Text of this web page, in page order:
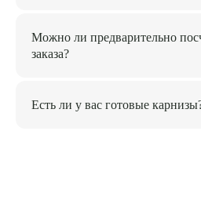
Можно ли предварительно
заказа?
Есть ли у вас готовые